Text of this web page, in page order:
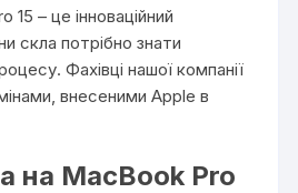
15 – це інноваційний
скла потрібно знати
Фахівці нашої компанії
внесеними Apple в
на MacBook Pro